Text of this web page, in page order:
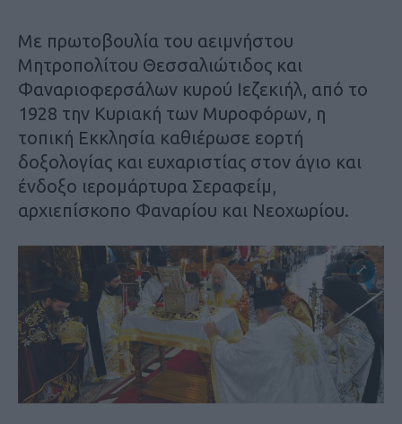
Με πρωτοβουλία του αειμνήστου
Μητροπολίτου Θεσσαλιώτιδος και
Φαναριοφερσάλων κυρού Ιεζεκιήλ, από το
1928 την Κυριακή των Μυροφόρων, η
τοπική Εκκλησία καθιέρωσε εορτή
δοξολογίας και ευχαριστίας στον άγιο και
ένδοξο ιερομάρτυρα Σεραφείμ,
αρχιεπίσκοπο Φαναρίου και Νεοχωρίου.